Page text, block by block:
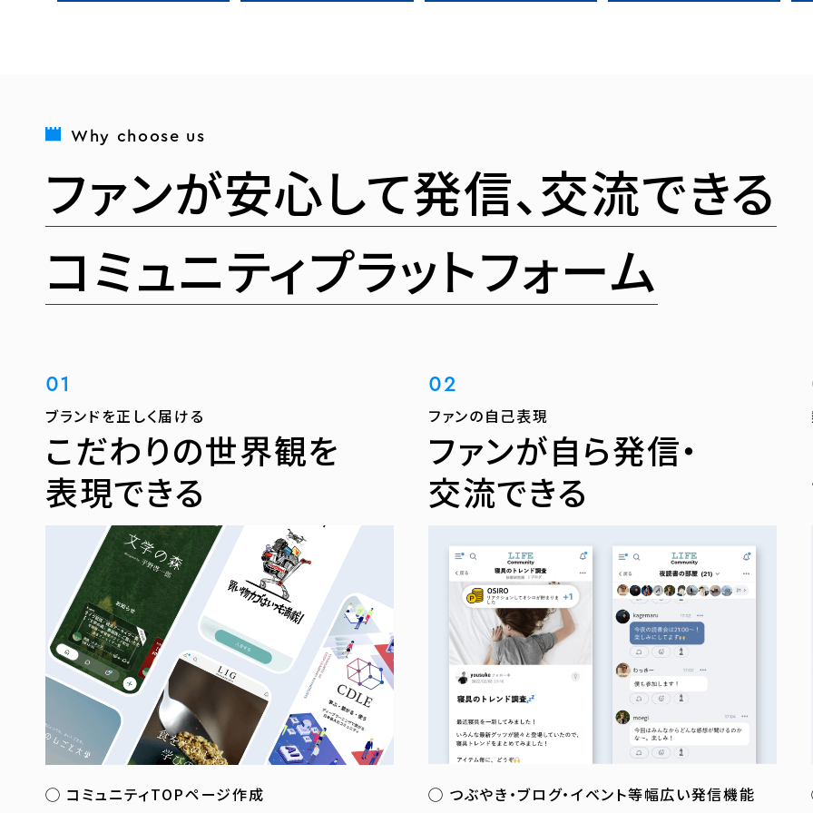
Why choose us
ファンが安心して発信、交流できる
コミュニティプラットフォーム
01
ブランドを正しく届ける
こだわりの世界観を
表現できる
コミュニティTOPページ作成
02
ファンの自己表現
ファンが自ら発信・
交流できる
つぶやき・ブログ・イベント等幅広い発信機能